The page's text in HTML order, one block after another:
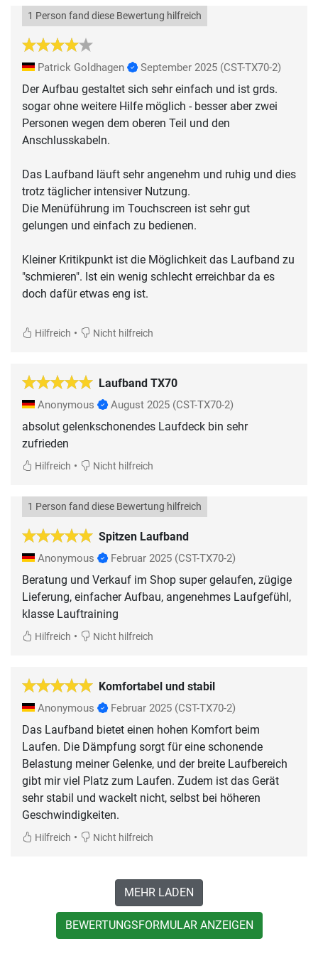
1 Person fand diese Bewertung hilfreich
Patrick Goldhagen September 2025 (CST-TX70-2)
Der Aufbau gestaltet sich sehr einfach und ist grds.
sogar ohne weitere Hilfe möglich - besser aber zwei
Personen wegen dem oberen Teil und den
Anschlusskabeln.
Das Laufband läuft sehr angenehm und ruhig und dies
trotz täglicher intensiver Nutzung.
Die Menüführung im Touchscreen ist sehr gut
gelungen und einfach zu bedienen.
Kleiner Kritikpunkt ist die Möglichkeit das Laufband zu
"schmieren". Ist ein wenig schlecht erreichbar da es
doch dafür etwas eng ist.
Hilfreich • Nicht hilfreich
Laufband TX70
Anonymous August 2025 (CST-TX70-2)
absolut gelenkschonendes Laufdeck bin sehr
zufrieden
Hilfreich • Nicht hilfreich
Spitzen Laufband
1 Person fand diese Bewertung hilfreich
Anonymous Februar 2025 (CST-TX70-2)
Beratung und Verkauf im Shop super gelaufen, zügige
Lieferung, einfacher Aufbau, angenehmes Laufgefühl,
klasse Lauftraining
Hilfreich • Nicht hilfreich
Komfortabel und stabil
Anonymous Februar 2025 (CST-TX70-2)
Das Laufband bietet einen hohen Komfort beim
Laufen. Die Dämpfung sorgt für eine schonende
Belastung meiner Gelenke, und der breite Laufbereich
gibt mir viel Platz zum Laufen. Zudem ist das Gerät
sehr stabil und wackelt nicht, selbst bei höheren
Geschwindigkeiten.
Hilfreich • Nicht hilfreich
MEHR LADEN
BEWERTUNGSFORMULAR ANZEIGEN